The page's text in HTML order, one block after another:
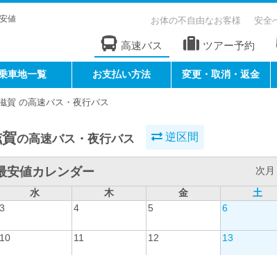
値 お体の不自由なお客様 安全
高速バス ツアー予約
車地一覧 お支払い方法 変更・取消・返金
賀 の高速バス・夜行バス
の高速バス・夜行バス 逆区間
安値カレンダー
次月
水 木 金
土
3 4 5 6
10 11 12 13